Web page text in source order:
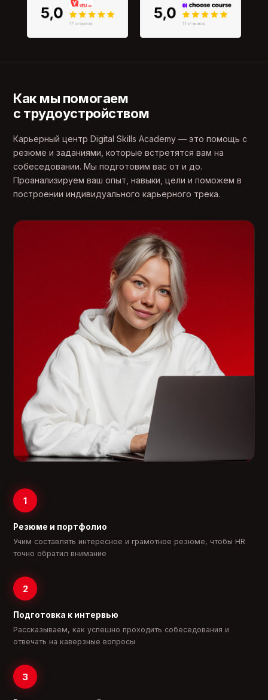
Как мы помогаем
с трудоустройством
Карьерный центр Digital Skills Academy — это помощь с
резюме и заданиями, которые встретятся вам на
собеседовании. Мы подготовим вас от и до.
Проанализируем ваш опыт, навыки, цели и поможем в
построении индивидуального карьерного трека.
1
Резюме и портфолио
Учим составлять интересное и грамотное резюме, чтобы HR
точно обратил внимание
2
Подготовка к интервью
Рассказываем, как успешно проходить собеседования и
отвечать на каверзные вопросы
3